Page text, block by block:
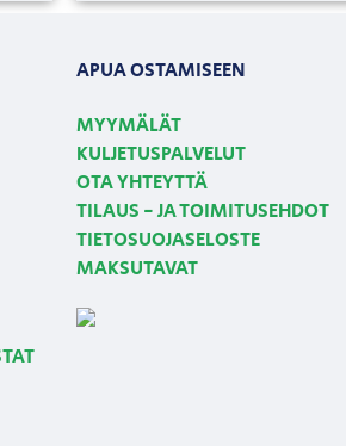
APUA OSTAMISEEN
MYYMÄLÄT
KULJETUSPALVELUT
OTA YHTEYTTÄ
TILAUS - JA TOIMITUSEHDOT
TIETOSUOJASELOSTE
MAKSUTAVAT